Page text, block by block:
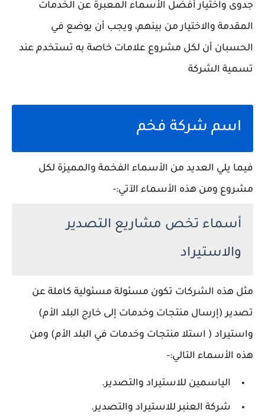
جدوى واختيار أفضل الأسماء المعبرة عن الخدمات
المقدمة والاختيار من بينهم، ويجب أن يوضع في
الحسبان أن لكل مشروع علامات خاصة به تستخدم عند
تسمية الشركة
اسم شركة فخم
فيما يلي العديد من الأسماء الفخمة والمميزة لكل
مشروع ومن هذه الأسماء الآتي:-
أسماء تخص مشاريع التصدير
والاستيراد
مثل هذه الشركات تكون مسئولة مسئولية كاملة عن
تصدير (إرسال منتجات وخدمات إلى خارج البلد الأم)
واستيراد ( استلا منتجات وخدمات في البلد الأم) ومن
هذه الأسماء التالي:-
الياسمين للاستيراد والتصدير.
شركة العنبر للاستيراد والتصدير.